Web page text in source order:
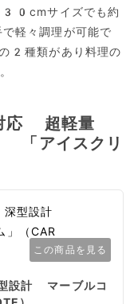
サイズでも約
軽々調理が可能で
2種類があり料理の
応 超軽量
「アイスクリ
この商品を見る
計 マーブルコ